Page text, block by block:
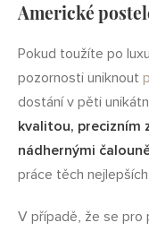
Americké
Pokud toužíte po
pozornosti uniknout
dostání v pěti
kvalitou, precizním
nádhernými
práce těch
V případě, že se